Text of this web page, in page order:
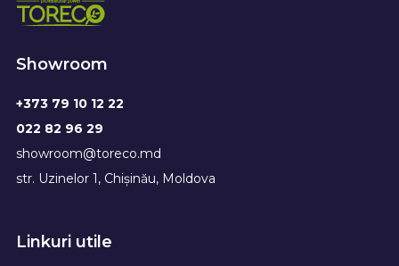
Showroom
+373 79 10 12 22
022 82 96 29
showroom@toreco.md
str. Uzinelor 1, Chișinău, Moldova
Linkuri utile